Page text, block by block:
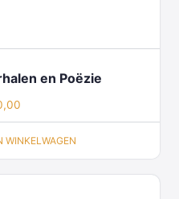
en Poëzie
WINKELWAGEN